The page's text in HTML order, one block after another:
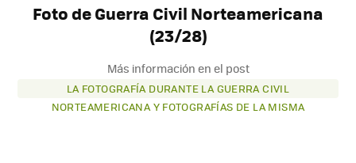
Foto de Guerra Civil Norteamericana
(23/28)
Más información en el post
LA FOTOGRAFÍA DURANTE LA GUERRA CIVIL
NORTEAMERICANA Y FOTOGRAFÍAS DE LA MISMA